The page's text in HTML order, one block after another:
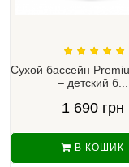
Сухой бассейн
– детский б...
1 690 грн
В КОШИК